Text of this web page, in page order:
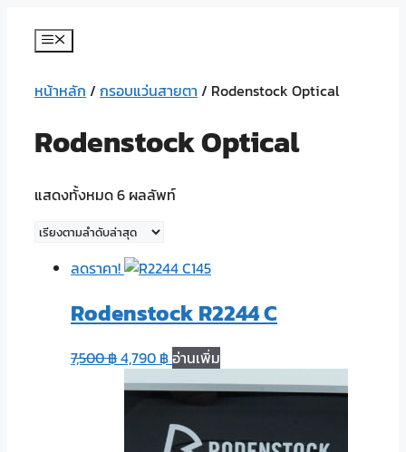
Menu
หน้าหลัก / กรอบแว่นสายตา / Rodenstock Optical
Rodenstock Optical
แสดงทั้งหมด 6 ผลลัพท์
ลดราคา!
Rodenstock R2244 C
7,500฿4,790 ฿อ่านเพิ่ม